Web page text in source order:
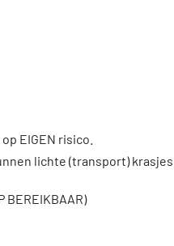
EIGEN risico.
lichte (transport) krasjes
BEREIKBAAR)